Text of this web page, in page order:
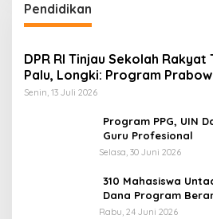
Pendidikan
DPR RI Tinjau Sekolah
Palu, Longki: Program
Anak Miskin
Senin, 13 Juli 2026
Program PPG, UIN
Guru Profesional
Selasa, 30 Juni 2026
310 Mahasiswa
Dana Program
Sulteng: Tidak Boleh
Rabu, 24 Juni 2026